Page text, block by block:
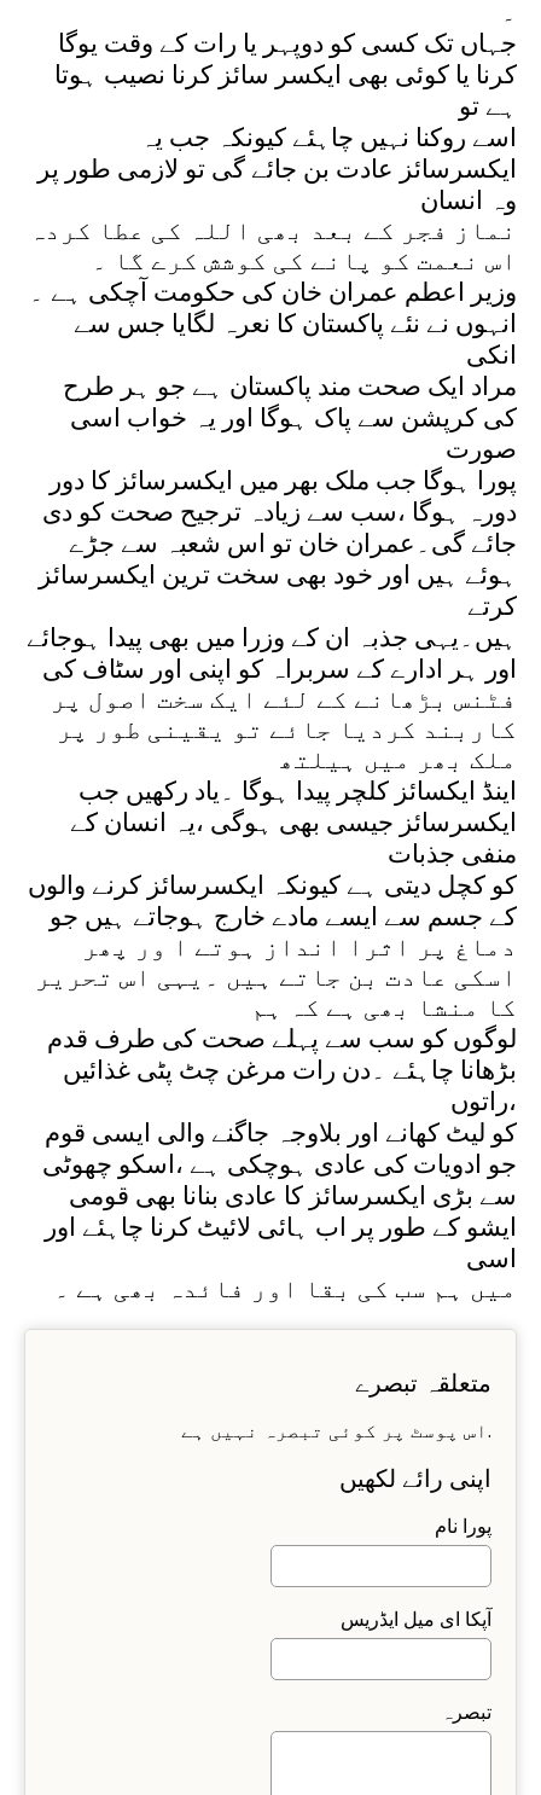
۔
جہاں تک کسی کو دوپہر یا رات کے وقت یوگا
کرنا یا کوئی بھی ایکسر سائز کرنا نصیب ہوتا
ہے تو
اسے روکنا نہیں چاہئے کیونکہ جب یہ
ایکسرسائز عادت بن جائے گی تو لازمی طور پر
وہ انسان
نماز فجر کے بعد بھی اللہ کی عطا کردہ
اس نعمت کو پانے کی کوشش کرے گا ۔
وزیر اعطم عمران خان کی حکومت آچکی ہے ۔
انہوں نے نئے پاکستان کا نعرہ لگایا جس سے
انکی
مراد ایک صحت مند پاکستان ہے جو ہر طرح
کی کرپشن سے پاک ہوگا اور یہ خواب اسی
صورت
پورا ہوگا جب ملک بھر میں ایکسرسائز کا دور
دورہ ہوگا ،سب سے زیادہ ترجیح صحت کو دی
جائے گی۔عمران خان تو اس شعبہ سے جڑے
ہوئے ہیں اور خود بھی سخت ترین ایکسرسائز
کرتے
ہیں۔یہی جذبہ ان کے وزرا میں بھی پیدا ہوجائے
اور ہر ادارے کے سربراہ کو اپنی اور سٹاف کی
فٹنس بڑھانے کے لئے ایک سخت اصول پر
کاربند کردیا جائے تو یقینی طور پر
ملک بھر میں ہیلتھ
اینڈ ایکسائز کلچر پیدا ہوگا ۔یاد رکھیں جب
ایکسرسائز جیسی بھی ہوگی ،یہ انسان کے
منفی جذبات
کو کچل دیتی ہے کیونکہ ایکسرسائز کرنے والوں
کے جسم سے ایسے مادے خارج ہوجاتے ہیں جو
دماغ پر اثرا انداز ہوتے ا ور پھر
اسکی عادت بن جاتے ہیں ۔یہی اس تحریر
کا منشا بھی ہے کہ ہم
لوگوں کو سب سے پہلے صحت کی طرف قدم
بڑھانا چاہئے ۔دن رات مرغن چٹ پٹی غذائیں
،راتوں
کو لیٹ کھانے اور بلاوجہ جاگنے والی ایسی قوم
جو ادویات کی عادی ہوچکی ہے ،اسکو چھوٹی
سے بڑی ایکسرسائز کا عادی بنانا بھی قومی
ایشو کے طور پر اب ہائی لائیٹ کرنا چاہئے اور
اسی
میں ہم سب کی بقا اور فائدہ بھی ہے ۔
متعلقہ تبصرے
اس پوسٹ پر کوئی تبصرہ نہیں ہے.
اپنی رائے لکھیں
پورا نام
آپکا ای میل ایڈریس
تبصرہ